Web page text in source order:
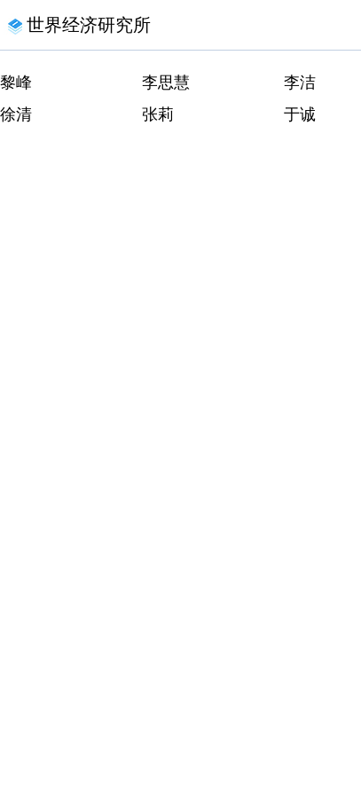
世界经济研究所
黎峰 李思慧 李洁
徐清
张莉 于诚